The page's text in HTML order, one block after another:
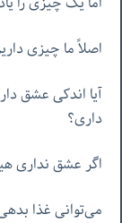
اصلاً ما چیزی
آیا اندکی عشق
داری؟
اگر عشق نداری
می‌توانی غذا